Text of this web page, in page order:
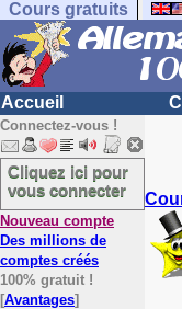
Cours gratuits
Accueil
Connectez-vous !
Cliquez ici pour
vous connecter
Nouveau compte
Des millions de
comptes créés
100% gratuit !
[Avantages]